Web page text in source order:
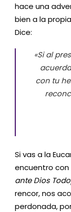
hace una
bien a la
Dice:
«Si al
con tu
Si vas a la
encuentro con
ante Dios
rencor, nos
perdonada,